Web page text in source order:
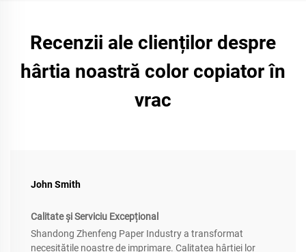
Recenzii ale clienților despre
hârtia noastră color copiator în
vrac
John Smith
Calitate și Serviciu Excepțional
Shandong Zhenfeng Paper Industry a transformat
necesitățile noastre de imprimare. Calitatea hârtiei lor